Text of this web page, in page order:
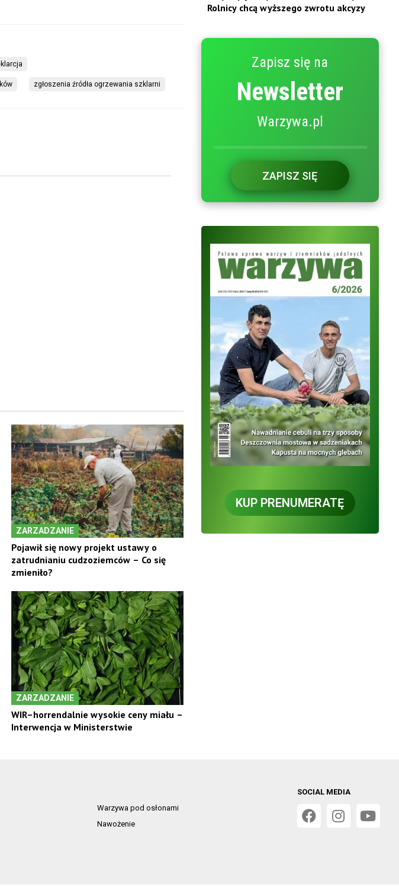
zgłoszenia źródła ogrzewania szklarni
ZARZADZANIE
Pojawił się nowy projekt ustawy o
zatrudnianiu cudzoziemców – Co się
zmieniło?
ZARZADZANIE
WIR–horrendalnie wysokie ceny miału –
Interwencja w Ministerstwie
Rolnicy chcą wyższego zwrotu akcyzy
Zapisz się na
Newsletter
Warzywa.pl
ZAPISZ SIĘ
KUP PRENUMERATĘ
Warzywa pod osłonami
Nawożenie
SOCIAL MEDIA